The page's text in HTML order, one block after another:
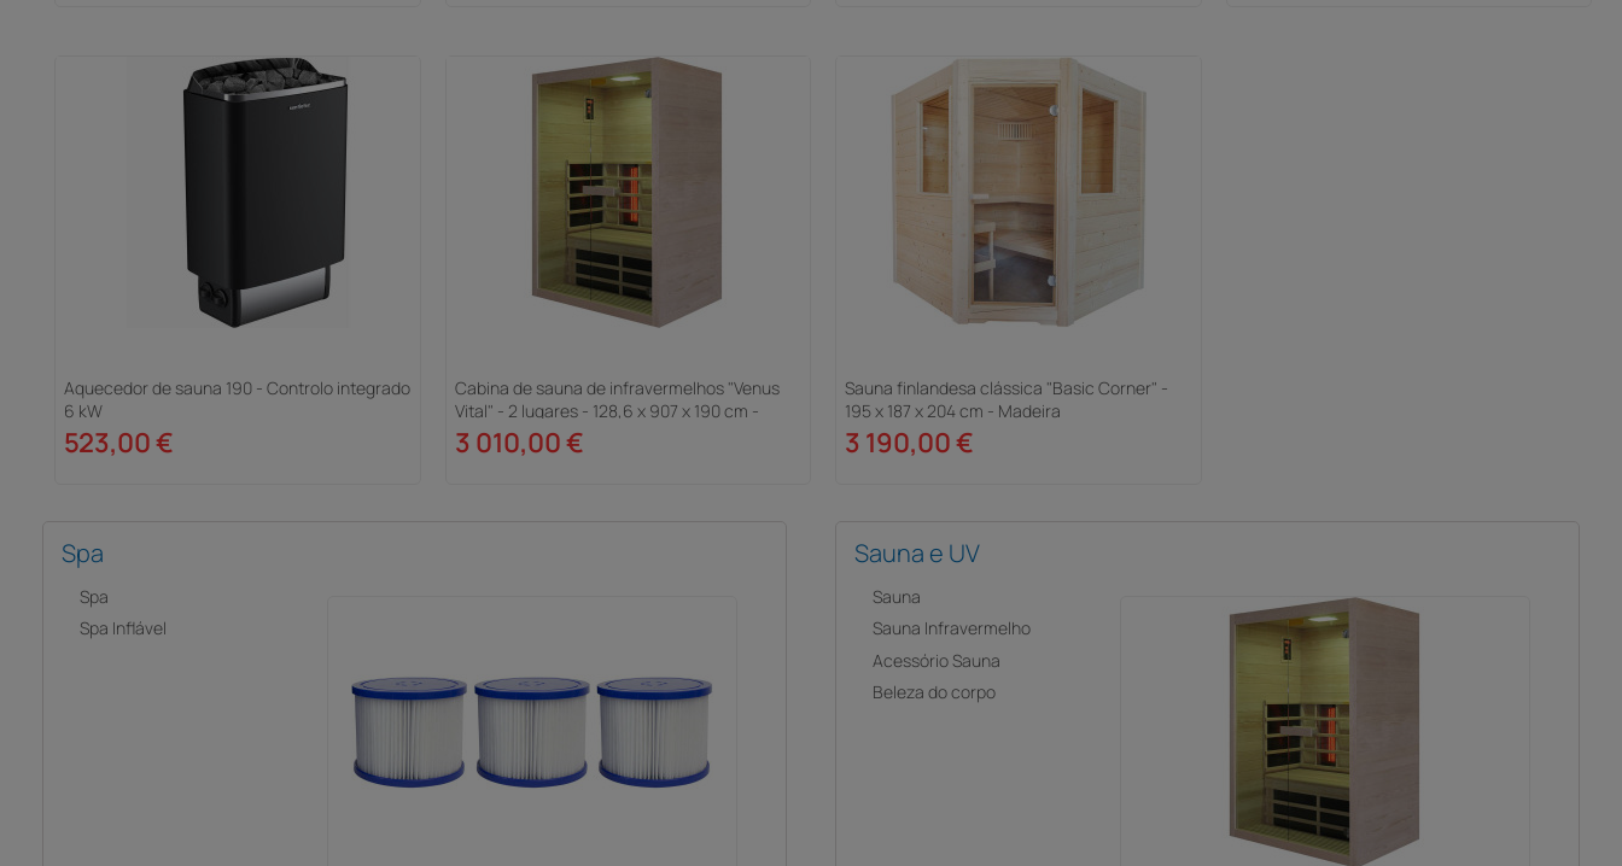
Aquecedor de sauna 190 - Controlo integrado
6 kW
523,00 €
Cabina de sauna de infravermelhos "Venus
Vital" - 2 lugares - 128,6 x 907 x 190 cm -
Madeira
3 010,00 €
Sauna finlandesa clássica "Basic Corner" -
195 x 187 x 204 cm - Madeira
3 190,00 €
Spa
Spa
Spa Inflável
Sauna e UV
Sauna
Sauna Infravermelho
Acessório Sauna
Beleza do corpo